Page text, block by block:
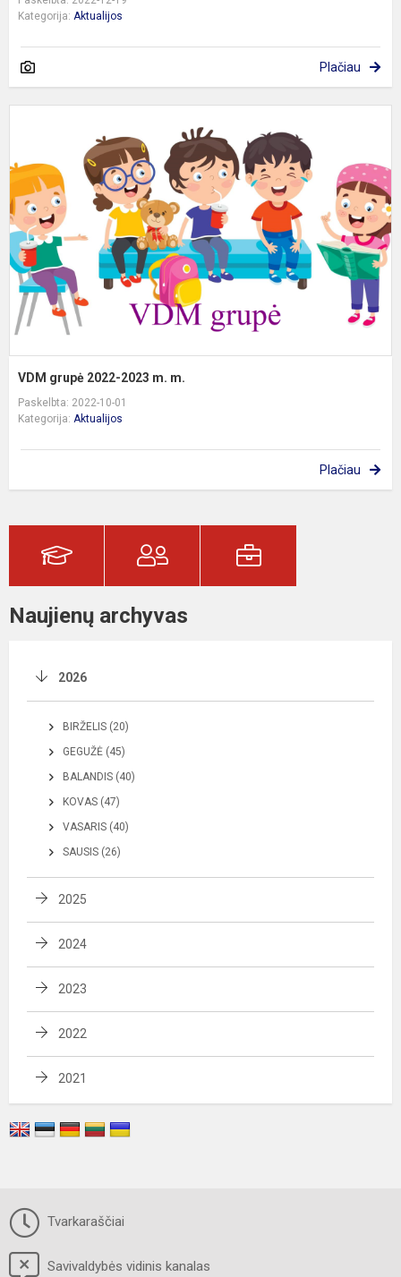
Kategorija: Aktualijos
Plačiau
VDM grupė 2022-2023 m. m.
Paskelbta: 2022-10-01
Kategorija: Aktualijos
Plačiau
Naujienų archyvas
2026
BIRŽELIS (20)
GEGUŽĖ (45)
BALANDIS (40)
KOVAS (47)
VASARIS (40)
SAUSIS (26)
2025
2024
2023
2022
2021
Tvarkaraščiai
Savivaldybės vidinis kanalas